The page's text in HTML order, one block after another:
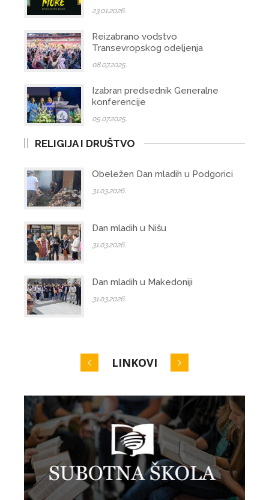
23.01.2026.
Reizabrano vođstvo
Transevropskog odeljenja
08.07.2025.
Izabran predsednik Generalne
konferencije
05.07.2025.
RELIGIJA I DRUŠTVO
Obeležen Dan mladih u Podgorici
31.03.2026.
Dan mladih u Nišu
31.03.2026.
Dan mladih u Makedoniji
31.03.2026.
LINKOVI